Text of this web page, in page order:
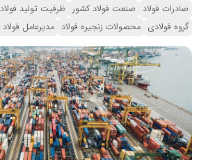
صادرات فولاد صنعت فولاد کشور ظرفیت تولید فولاد
گروه فولادی محصولات زنجیره فولاد مدیرعامل